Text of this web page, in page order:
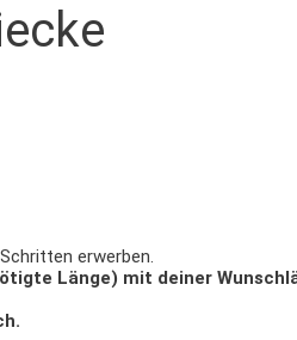
erwerben.
Länge) mit deiner